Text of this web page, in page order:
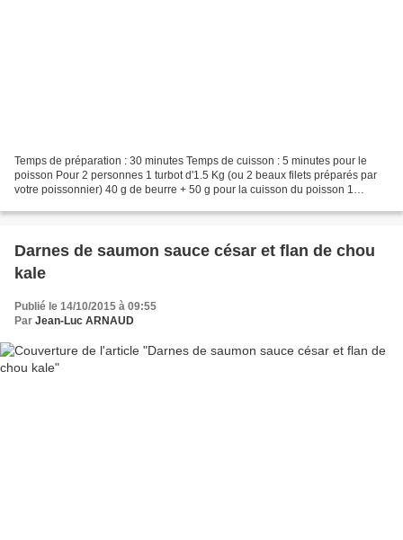
Temps de préparation : 30 minutes Temps de cuisson : 5 minutes pour le
poisson Pour 2 personnes 1 turbot d'1.5 Kg (ou 2 beaux filets préparés par
votre poissonnier) 40 g de beurre + 50 g pour la cuisson du poisson 1
Darnes de saumon sauce césar et flan de chou
kale
Publié le 14/10/2015 à 09:55
Par Jean-Luc ARNAUD